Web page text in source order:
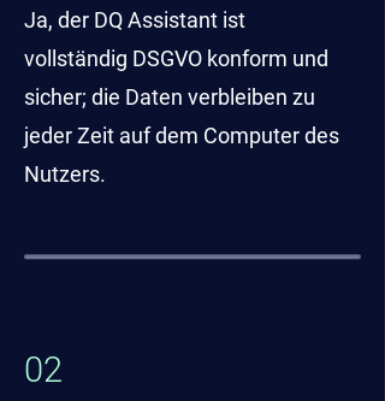
Ja, der DQ Assistant ist
vollständig DSGVO konform und
sicher; die Daten verbleiben zu
jeder Zeit auf dem Computer des
Nutzers.
02